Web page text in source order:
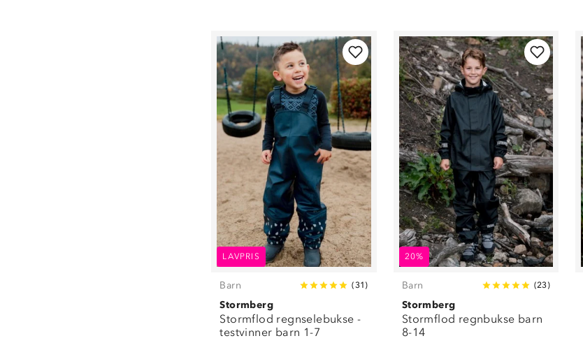
116 (15)
122 ( 8)
128 (9)
140 (8)
152 ( 8)
164 (
)
86/92 (2)
98/104
)
110/122 (1 )
128/140 (4)
152/164 (4)
LAVPRIS
Barn (31 )
Stormberg
Stormflod regnselebukse -
testvinner barn 1-7
20%
Barn (23)
Stormberg
Stormflod regnbukse barn
8-14